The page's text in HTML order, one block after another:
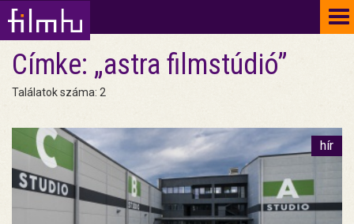
Címke: „astra filmstúdió”
Találatok száma: 2
hír